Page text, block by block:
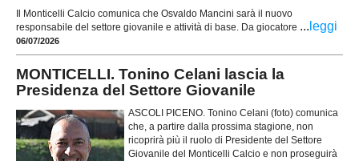
Il Monticelli Calcio comunica che Osvaldo Mancini sarà il nuovo
responsabile del settore giovanile e attività di base. Da giocatore ... leggi
06/07/2026
MONTICELLI. Tonino Celani lascia la
Presidenza del Settore Giovanile
ASCOLI PICENO. Tonino Celani (foto) comunica
che, a partire dalla prossima stagione, non
ricoprirà più il ruolo di Presidente del Settore
Giovanile del Monticelli Calcio e non proseguirà